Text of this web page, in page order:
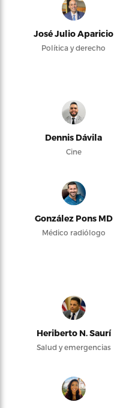
José Julio Aparicio
Política y derecho
Dennis Dávila
Cine
González Pons MD
Médico radiólogo
Heriberto N. Saurí
Salud y emergencias